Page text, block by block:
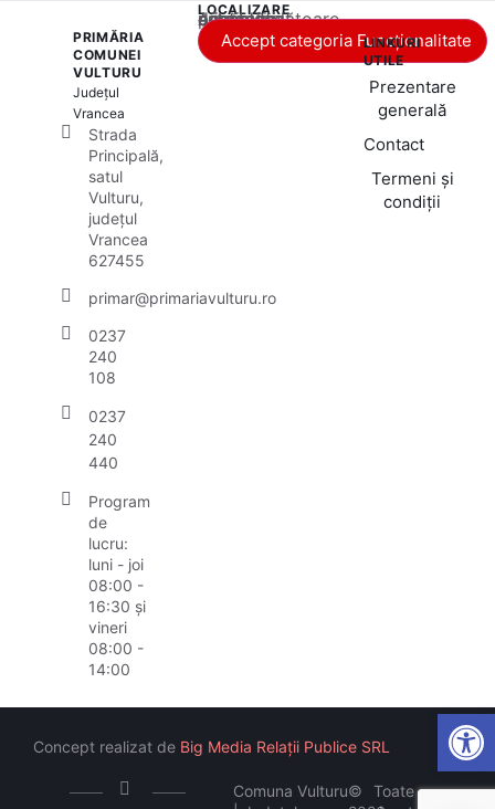
PRIMĂRIA
COMUNEI
VULTURU
Județul
Vrancea
Strada
Principală,
satul
Vulturu,
județul
Vrancea
627455
primar@primariavulturu.ro
0237
240
108
0237
240
440
Program
de
lucru:
luni - joi
08:00 -
16:30 și
vineri
08:00 -
14:00
LOCALIZARE
Acest conținut este blocat până când acceptați categoria corespunzătoare de cookie-uri.
Accept categoria Funcționalitate
LINKURI
UTILE
Prezentare
generală
Contact
Termeni și
condiții
Comuna Vulturu©
Toate
Concept realizat de Big Media Relații Publice SRL